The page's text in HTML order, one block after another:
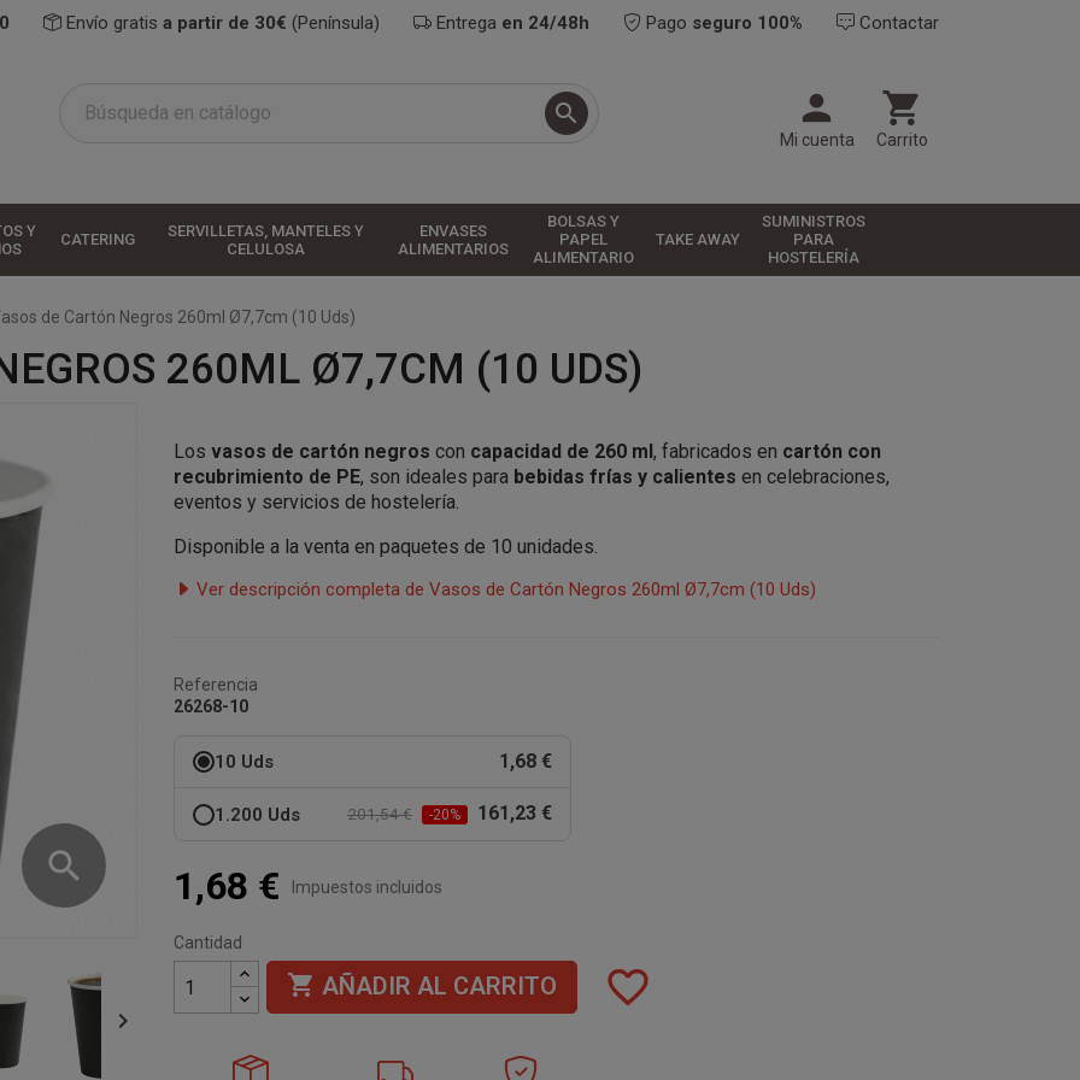
Envío gratis a partir de 30€ (Península) Entrega en 24/48h Pago seguro 100% Contactar
 
Mi cuenta

Carrito
Y
CATERING
SERVILLETAS, MANTELES Y
CELULOSA
ENVASES
ALIMENTARIOS
BOLSAS Y
PAPEL
ALIMENTARIO
TAKE AWAY
SUMINISTROS
PARA
HOSTELERÍA
de Cartón Negros 260ml Ø7,7cm (10 Uds)
260ML Ø7,7CM (10 UDS)
search

Los vasos de cartón negros con capacidad de 260 ml, fabricados en cartón con
recubrimiento de PE, son ideales para bebidas frías y calientes en celebraciones,
eventos y servicios de hostelería.
Disponible a la venta en paquetes de 10 unidades.
Ver descripción completa de Vasos de Cartón Negros 260ml Ø7,7cm (10 Uds)
Referencia
26268-10
10 Uds 1,68 €
1.200 Uds 201,54 € -20% 161,23 €
1,68 € Impuestos incluidos
Cantidad
 AÑADIR AL CARRITO favorite_border